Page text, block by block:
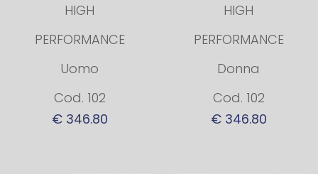
HIGH
PERFORMANCE
Uomo
Cod. 102
€ 346.80
HIGH
PERFORMANCE
Donna
Cod. 102
€ 346.80